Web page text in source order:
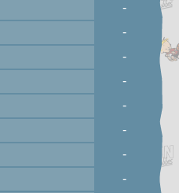
-
-
-
-
-
-
-
-